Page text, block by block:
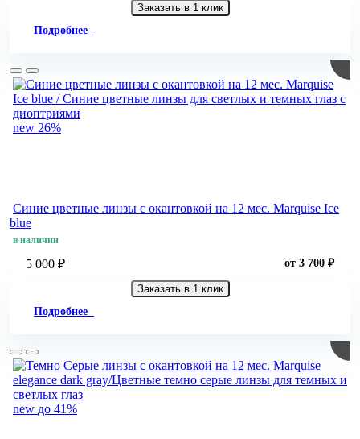
Заказать в 1 клик
Подробнее
new 26%
Синие цветные линзы c окантовкой на 12 мес. Marquise Ice
blue
в наличии
5 000 ₽ от 3 700 ₽
Заказать в 1 клик
Подробнее
new до 41%